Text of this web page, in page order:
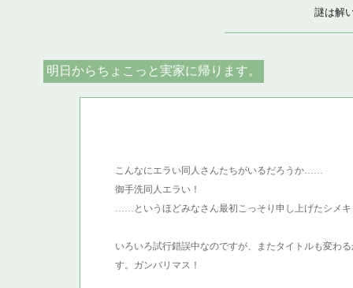
謎は解
明日からちょこっと実家に帰ります。
こんなにエラい同人さんたちがいるだろうか……
御手洗同人エラい！
……というほどみなさん最初こっそり申し上げたシメ
いろいろ試行錯誤中なのですが、またタイトルも変わ
す。ガンバリマス！